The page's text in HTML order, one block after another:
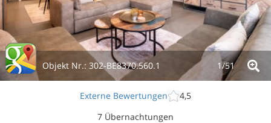
Objekt Nr.: 302-BE8370.560.1 1/51
Externe Bewertungen
4,5
7 Übernachtungen